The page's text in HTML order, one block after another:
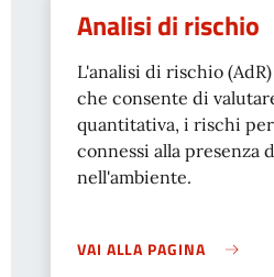
Analisi di rischio
L'analisi di rischio
che consente di
quantitativa, i rischi
connessi alla presenza
nell'ambiente.
VAI ALLA PAGINA